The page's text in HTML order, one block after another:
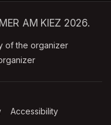
AM KIEZ 2026.
tab)
of the organizer
(opens in a new tab)
Accessibility